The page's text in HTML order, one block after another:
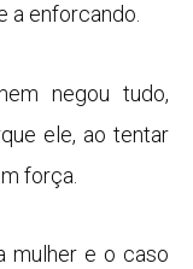
a enforcando.
negou tudo,
ele, ao tentar
força.
mulher e o caso